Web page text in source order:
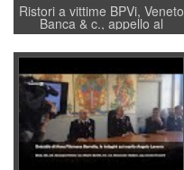
Ristori a vittime BPVi, Veneto
Banca & c., appello al
sottosegretario Alessio
Villarosa: per mettere ordine
convochi con Di Maio CNCU
a supporto della cabina di
regia al Mef